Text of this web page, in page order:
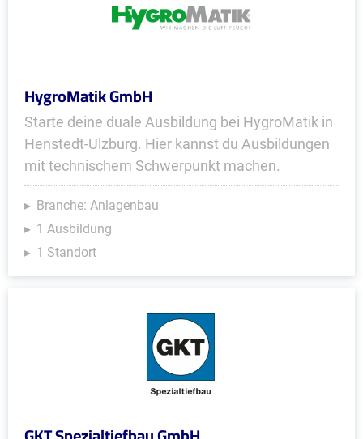
HygroMatik GmbH
Starte deine duale Ausbildung bei HygroMatik in
Henstedt-Ulzburg. Hier kannst du Ausbildungen
mit technischem Schwerpunkt machen.
Branche: Anlagenbau
1 Ausbildung
1 Standort